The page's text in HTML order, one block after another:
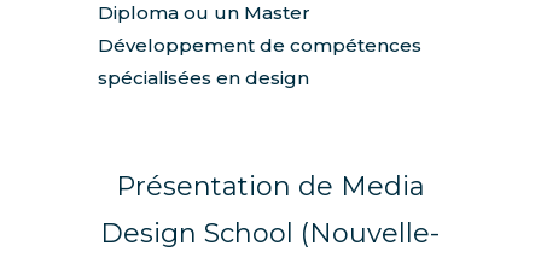
Diploma ou un Master
Développement de compétences
spécialisées en design
Présentation de Media
Design School (Nouvelle-